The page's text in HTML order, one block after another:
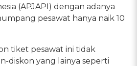
(APJAPI) dengan adanya
pesawat hanya naik 10
tiket pesawat ini tidak
diskon yang lainya seperti